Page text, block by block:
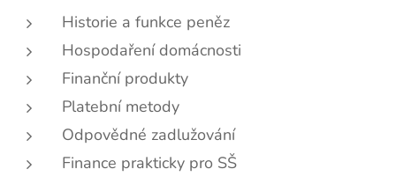
Historie a funkce peněz
Hospodaření domácnosti
Finanční produkty
Platební metody
Odpovědné zadlužování
Finance prakticky pro SŠ